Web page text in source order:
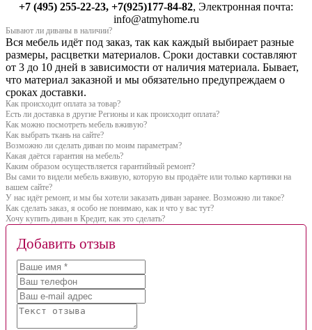
+7 (495) 255-22-23, +7(925)177-84-82, Электронная почта:
info@atmyhome.ru
Бывают ли диваны в наличии?
Вся мебель идёт под заказ, так как каждый выбирает разные
размеры, расцветки материалов. Сроки доставки составляют
от 3 до 10 дней в зависимости от наличия материала. Бывает,
что материал заказной и мы обязательно предупреждаем о
сроках доставки.
Как происходит оплата за товар?
Есть ли доставка в другие Регионы и как происходит оплата?
Как можно посмотреть мебель вживую?
Как выбрать ткань на сайте?
Возможно ли сделать диван по моим параметрам?
Какая даётся гарантия на мебель?
Каким образом осуществляется гарантийный ремонт?
Вы сами то видели мебель вживую, которую вы продаёте или только картинки на
вашем сайте?
У нас идёт ремонт, и мы бы хотели заказать диван заранее. Возможно ли такое?
Как сделать заказ, я особо не понимаю, как и что у вас тут?
Хочу купить диван в Кредит, как это сделать?
Добавить отзыв